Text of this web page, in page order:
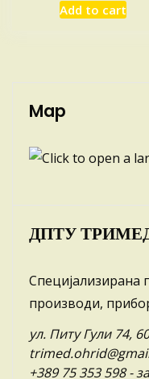
Add to cart
Map
ДПТУ
Специјализирана
производи,
ул. Питу Гули 74,
+389 75 353 598-